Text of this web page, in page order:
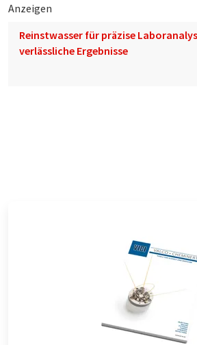
Anzeigen
Reinstwasser für präzise
verlässliche Ergebnisse